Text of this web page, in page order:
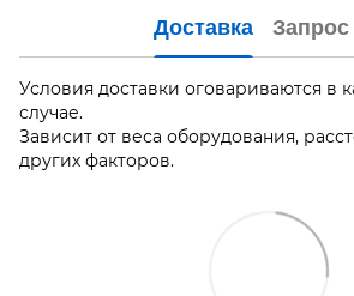
Доставка
Условия доставки оговариваются в
случае.
Зависит от веса оборудования,
других факторов.